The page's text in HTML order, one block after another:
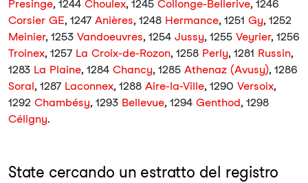
Presinge, 1244 Choulex, 1245 Collonge-Bellerive, 1246
Corsier GE, 1247 Anières, 1248 Hermance, 1251 Gy, 1252
Meinier, 1253 Vandoeuvres, 1254 Jussy, 1255 Veyrier, 1256
Troinex, 1257 La Croix-de-Rozon, 1258 Perly, 1281 Russin,
1283 La Plaine, 1284 Chancy, 1285 Athenaz (Avusy), 1286
Soral, 1287 Laconnex, 1288 Aire-la-Ville, 1290 Versoix,
1292 Chambésy, 1293 Bellevue, 1294 Genthod, 1298
Céligny.
State cercando un estratto del registro